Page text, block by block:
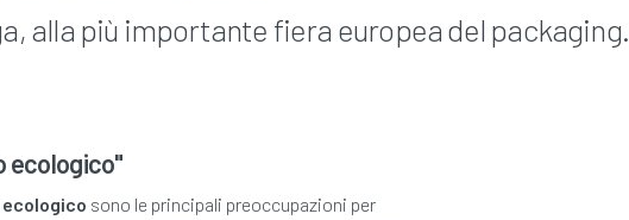
alla più importante fiera europea del packaging.
ecologico"
sono le principali preoccupazioni per